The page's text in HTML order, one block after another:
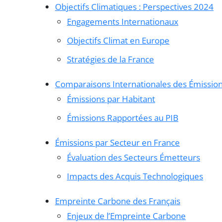
Objectifs Climatiques : Perspectives 2024
Engagements Internationaux
Objectifs Climat en Europe
Stratégies de la France
Comparaisons Internationales des
Émissions par Habitant
Émissions Rapportées au PIB
Émissions par Secteur en France
Évaluation des Secteurs Émetteurs
Impacts des Acquis Technologiques
Empreinte Carbone des Français
Enjeux de l’Empreinte Carbone